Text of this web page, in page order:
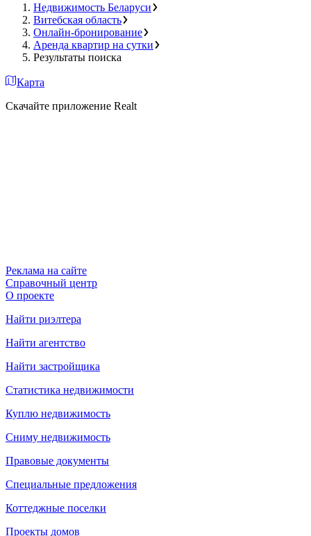
Недвижимость Беларуси
Витебская область
Онлайн-бронирование
Аренда квартир на сутки
Результаты поиска
Карта
Скачайте приложение Realt
Реклама на сайте
Справочный центр
О проекте
Найти риэлтера
Найти агентство
Найти застройщика
Статистика недвижимости
Куплю недвижимость
Сниму недвижимость
Правовые документы
Специальные предложения
Коттеджные поселки
Проекты домов